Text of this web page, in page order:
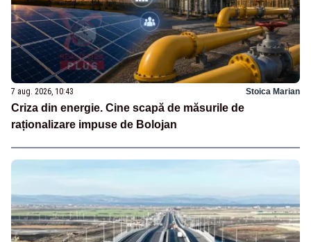
7 aug. 2026, 10:43 Stoica Marian
Criza din energie. Cine scapă de măsurile de
raționalizare impuse de Bolojan